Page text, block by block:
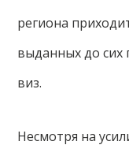
региона
выданных до сих
виз.
Несмотря на